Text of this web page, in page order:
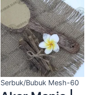
Serbuk/Bubuk Mesh-60